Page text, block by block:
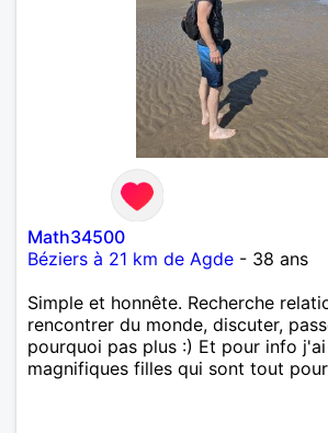
Math34500
Béziers à 21 km de Agde - 38 ans
Simple et honnête. Recherche
rencontrer du monde, discuter,
pourquoi pas plus :) Et pour info
magnifiques filles qui sont tout